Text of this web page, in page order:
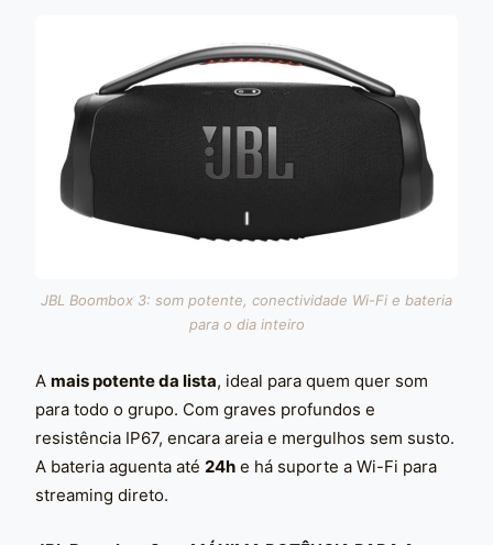
JBL Boombox 3: som potente, conectividade Wi-Fi e bateria
para o dia inteiro
A mais potente da lista, ideal para quem quer som
para todo o grupo. Com graves profundos e
resistência IP67, encara areia e mergulhos sem susto.
A bateria aguenta até 24h e há suporte a Wi-Fi para
streaming direto.